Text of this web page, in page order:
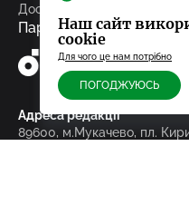
Досьє
Партнери
Адреса редакції
89600, м.Мукачево, пл.
Наш сайт
cookie
Для чого це нам потрібно
ПОГОДЖУЮСЬ